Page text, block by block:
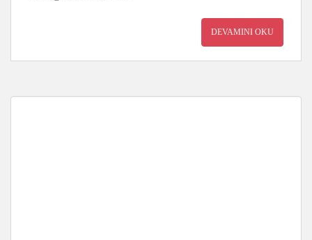
DEVAMINI OKU